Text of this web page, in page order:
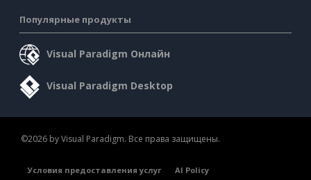
Популярные продукты
Visual Paradigm Онлайн
Visual Paradigm Desktop
©2026 by Visual Paradigm. Все права защищены.
Условия предоставления услуг AI Policy